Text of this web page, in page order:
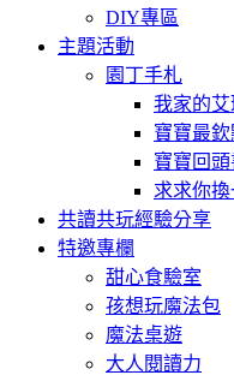
DIY專區
主題活動
園丁手札
我家的
寶寶最
寶寶回頭
求求你
共讀共玩經驗分享
特邀專欄
甜心食驗室
孩想玩魔法包
魔法桌遊
大人閱讀力